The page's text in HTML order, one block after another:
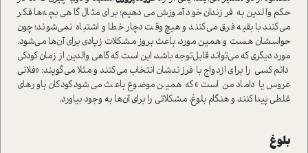
حكم والدين به فرزندان خود آموزش می‌دهيم؛ براي مثال گاهي بچه‌ها فكر
می‌كنند با بقيه فرق می‌كنند و هيچ‌وقت دچار خطا و اشتباه نمی‌شوند؛ چون
حواسشان هست ‌و همين مورد، باعث بروز مشكلات زيادي براي آن‌ها می‌شود.
مورد دیگری که می‌تواند قابل‌توجه باشد، این است که گاهي والدين از زمان كودكي
دائم كسي را براي ازدواج با فرزندشان انتخاب می‌كنند و مثلا می‌گويند‌: «فلاني
عروس يا داماد‌ من است» که همين موضوع باعث می‌شود كودكان باورهاي
غلطي پيدا كنند و هنگام بلوغ، مشكلاتي را براي آن‌ها به وجود بیاورد.‌
بلوغ